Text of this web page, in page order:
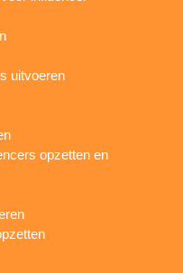
uitvoeren
opzetten en